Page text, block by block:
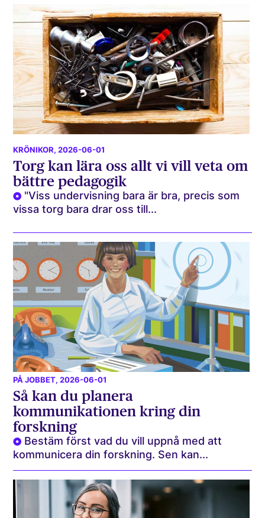
KRÖNIKOR, 2026-06-01
Torg kan lära oss allt vi vill veta om
bättre pedagogik
"Viss undervisning bara är bra, precis som
vissa torg bara drar oss till...
PÅ JOBBET, 2026-06-01
Så kan du planera
kommunikationen kring din
forskning
Bestäm först vad du vill uppnå med att
kommunicera din forskning. Sen kan...